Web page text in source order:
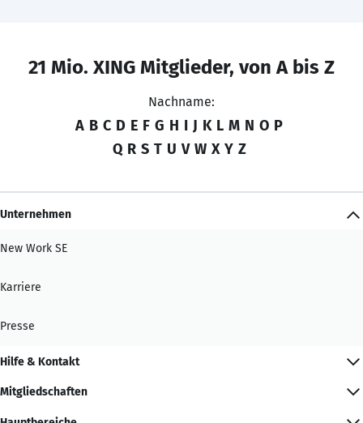
21 Mio. XING Mitglieder, von A bis Z
Nachname:
A B C D E F G H I J K L M N O P
Q R S T U V W X Y Z
Unternehmen
New Work SE
Karriere
Presse
Hilfe & Kontakt
Mitgliedschaften